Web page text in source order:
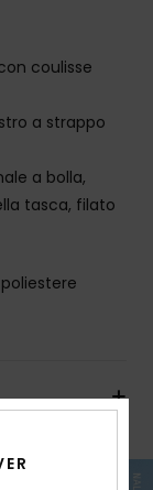
coulisse
a strappo
a bolla,
tasca, filato